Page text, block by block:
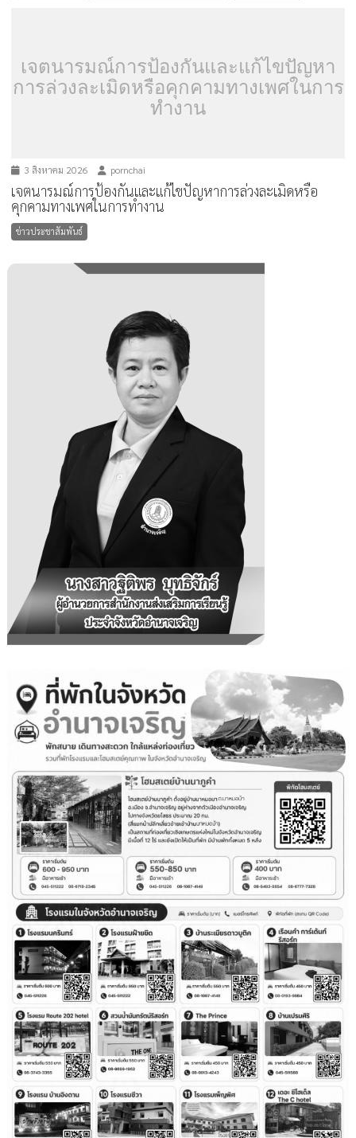
เจตนารมณ์การป้องกันและแก้ไขปัญหา
การล่วงละเมิดหรือคุกคามทางเพศในการ
ทำงาน
3 สิงหาคม 2026 pornchai
เจตนารมณ์การป้องกันและแก้ไขปัญหาการล่วงละเมิดหรือ
คุกคามทางเพศในการทำงาน
ข่าวประชาสัมพันธ์